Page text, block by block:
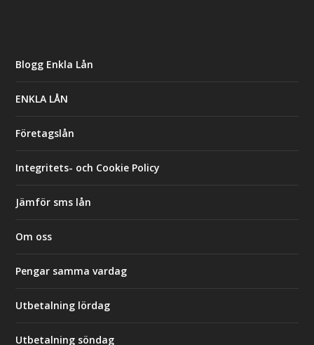
Blogg Enkla Lån
ENKLA LÅN
Företagslån
Integritets- och Cookie Policy
Jämför sms lån
Om oss
Pengar samma vardag
Utbetalning lördag
Utbetalning söndag